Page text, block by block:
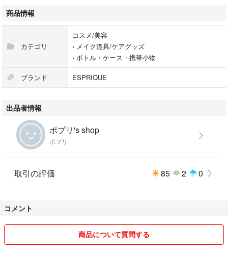
商品情報
カテゴリ
コスメ/美容
› メイク道具/ケアグッズ
› ボトル・ケース・携帯小物
ブランド ESPRIQUE
出品者情報
ポプリ's shop
ポプリ
取引の評価 85 2 0
コメント
商品について質問する